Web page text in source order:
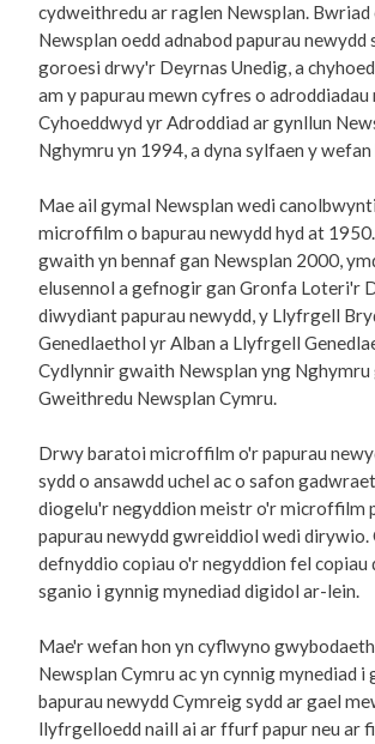
cydweithredu ar raglen Newsplan.
Newsplan oedd adnabod papurau newydd
goroesi drwy'r Deyrnas Unedig, a
am y papurau mewn cyfres o
Cyhoeddwyd yr Adroddiad ar gynllun
Nghymru yn 1994, a dyna sylfaen y wefan
Mae ail gymal Newsplan wedi
microffilm o bapurau newydd hyd at
gwaith yn bennaf gan Newsplan 2000,
elusennol a gefnogir gan Gronfa Loteri'r
diwydiant papurau newydd, y Llyfrgell
Genedlaethol yr Alban a Llyfrgell
Cydlynnir gwaith Newsplan yng
Gweithredu Newsplan Cymru.
Drwy baratoi microffilm o'r papurau
sydd o ansawdd uchel ac o safon
diogelu'r negyddion meistr o'r microffilm
papurau newydd gwreiddiol wedi dirywio.
defnyddio copiau o'r negyddion fel copiau
sganio i gynnig mynediad digidol ar-lein.
Mae'r wefan hon yn cyflwyno
Newsplan Cymru ac yn cynnig mynediad i
bapurau newydd Cymreig sydd ar gael
llyfrgelloedd naill ai ar ffurf papur neu ar